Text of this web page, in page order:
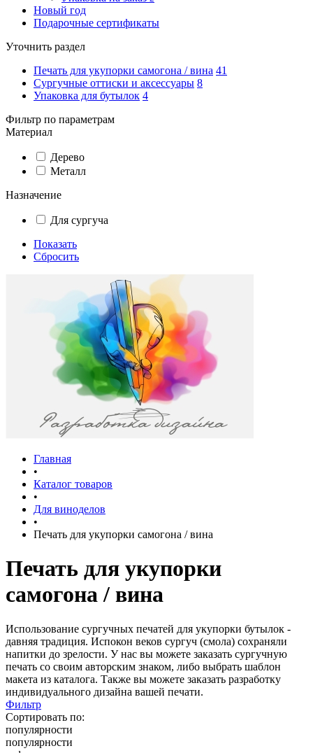
Новый год
Подарочные сертификаты
Уточнить раздел
Печать для укупорки самогона / вина 41
Сургучные оттиски и аксессуары 8
Упаковка для бутылок 4
Фильтр по параметрам
Материал
Дерево
Металл
Назначение
Для сургуча
Показать
Сбросить
Главная
•
Каталог товаров
•
Для виноделов
•
Печать для укупорки самогона / вина
Печать для укупорки
самогона / вина
Использование сургучных печатей для укупорки бутылок -
давняя традиция. Испокон веков сургуч (смола) сохраняли
напитки до зрелости. У нас вы можете заказать сургучную
печать со своим авторским знаком, либо выбрать шаблон
макета из каталога. Также вы можете заказать разработку
индивидуального дизайна вашей печати.
Фильтр
Сортировать по:
популярности
популярности